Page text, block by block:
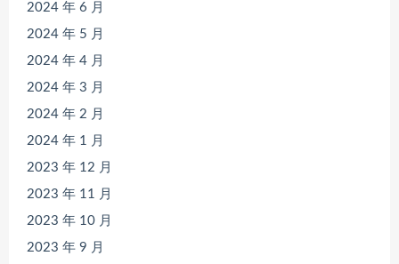
2024 年 6 月
2024 年 5 月
2024 年 4 月
2024 年 3 月
2024 年 2 月
2024 年 1 月
2023 年 12 月
2023 年 11 月
2023 年 10 月
2023 年 9 月